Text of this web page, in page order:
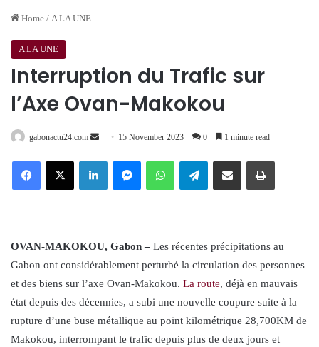
Home / A LA UNE
A LA UNE
Interruption du Trafic sur
l’Axe Ovan-Makokou
gabonactu24.com
Send 15 November 2023 0 1 minute read
FacebookX LinkedInMessengerWhatsAppTelegramShare via Email Print
OVAN-MAKOKOU, Gabon – Les récentes précipitations au
Gabon ont considérablement perturbé la circulation des personnes
et des biens sur l’axe Ovan-Makokou. La route, déjà en mauvais
état depuis des décennies, a subi une nouvelle coupure suite à la
rupture d’une buse métallique au point kilométrique 28,700KM de
Makokou, interrompant le trafic depuis plus de deux jours et